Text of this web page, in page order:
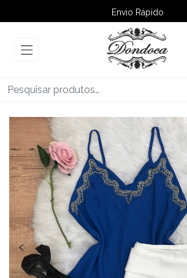
Envio Rápido
➚ Ofertas– Até 60% OFF
‹